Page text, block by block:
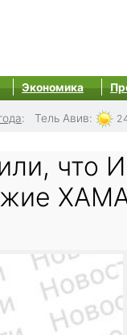
Экономика
: Тель Авив:
что